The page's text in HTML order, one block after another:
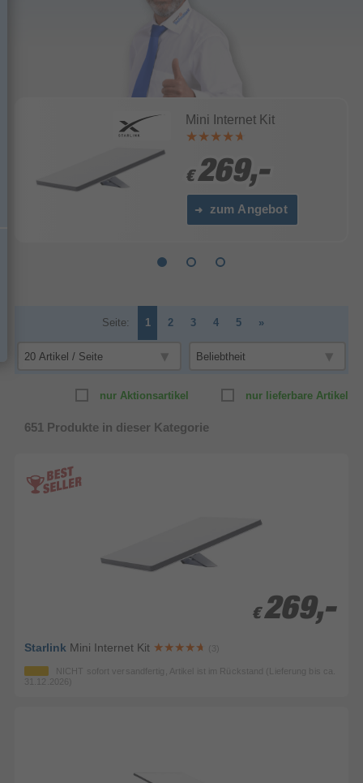
Mini Internet Kit
€ 269,-
€ 269,-
zum Angebot
Seite: 1 2 3 4 5 »
nur lieferbare Artikel
nur Aktionsartikel
651 Produkte in dieser Kategorie
€ 269,-
€ 269,-
Starlink Mini Internet Kit (3)
NICHT sofort versandfertig, Artikel ist im Rückstand (Lieferung bis ca.
31.12.2026)